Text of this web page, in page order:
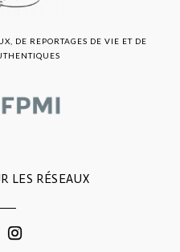
LES RÉSEAUX
DE REPORTAGES DE VIE ET DE